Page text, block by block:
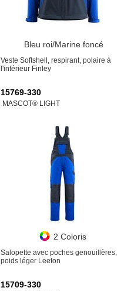
Bleu roi/Marine foncé
Veste Softshell, respirant, polaire à
l'intérieur Finley
15769-330
MASCOT® LIGHT
2 Coloris
Salopette avec poches genouillères,
poids léger Leeton
15709-330